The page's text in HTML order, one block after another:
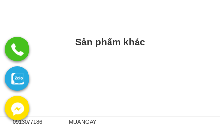
Sản phẩm khác
0913077186 MUA NGAY